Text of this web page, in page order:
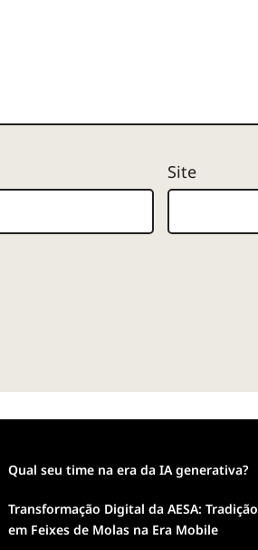
Site
Qual seu time na era da IA generativa?
Transformação Digital da AESA: Tradição
em Feixes de Molas na Era Mobile